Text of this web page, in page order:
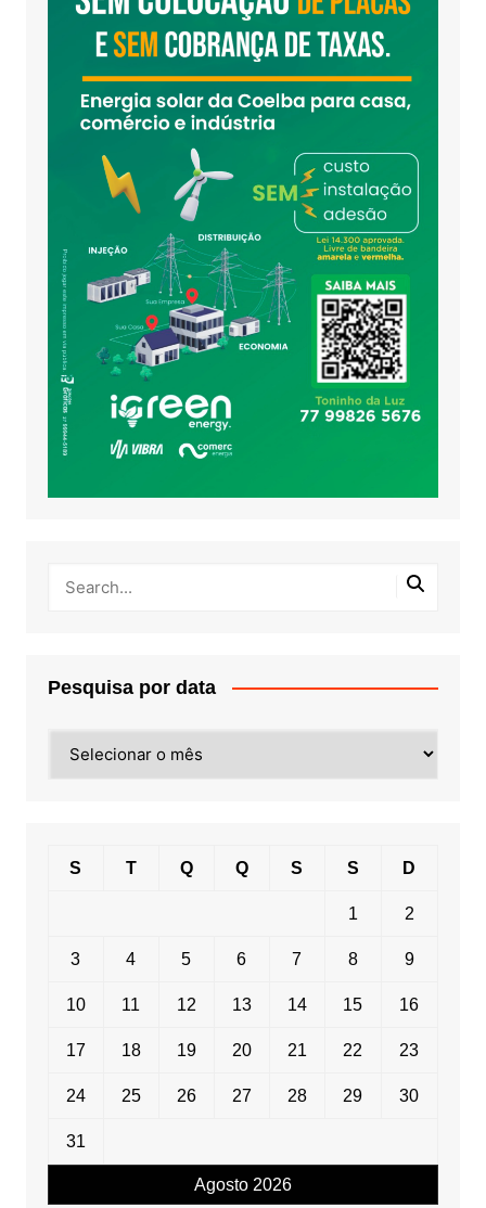
Pesquisa por data
por
Agosto 2026
S T Q Q S S D
1 2
3 4 5 6 7 8 9
10 11 12 13 14 15 16
17 18 19 20 21 22 23
24 25 26 27 28 29 30
31